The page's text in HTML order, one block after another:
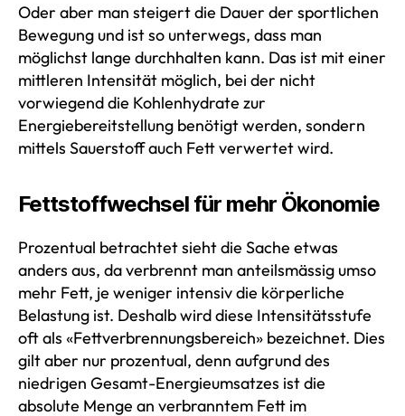
Oder aber man steigert die Dauer der sportlichen
Bewegung und ist so unterwegs, dass man
möglichst lange durchhalten kann. Das ist mit einer
mittleren Intensität möglich, bei der nicht
vorwiegend die Kohlenhydrate zur
Energiebereitstellung benötigt werden, sondern
mittels Sauerstoff auch Fett verwertet wird.
Fettstoffwechsel für mehr Ökonomie
Prozentual betrachtet sieht die Sache etwas
anders aus, da verbrennt man anteilsmässig umso
mehr Fett, je weniger intensiv die körperliche
Belastung ist. Deshalb wird diese Intensitätsstufe
oft als «Fettverbrennungsbereich» bezeichnet. Dies
gilt aber nur prozentual, denn aufgrund des
niedrigen Gesamt-Energieumsatzes ist die
absolute Menge an verbranntem Fett im